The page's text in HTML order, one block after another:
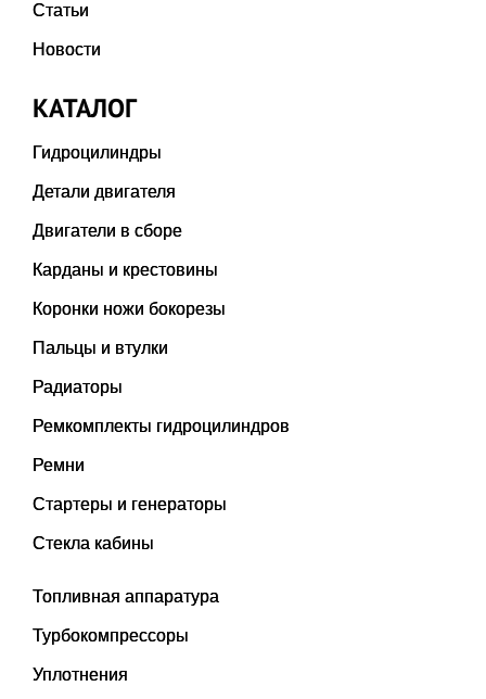
Статьи
Новости
КАТАЛОГ
Гидроцилиндры
Детали двигателя
Двигатели в сборе
Карданы и крестовины
Коронки ножи бокорезы
Пальцы и втулки
Радиаторы
Ремкомплекты гидроцилиндров
Ремни
Стартеры и генераторы
Стекла кабины
Топливная аппаратура
Турбокомпрессоры
Уплотнения